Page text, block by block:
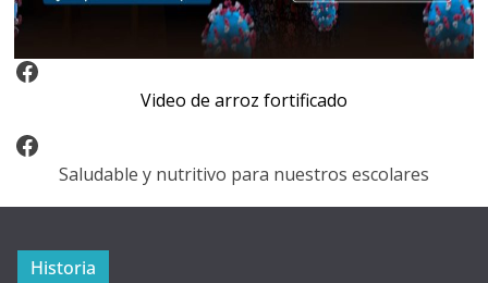
Video Arroz Fortificado
Video de arroz fortificado
Facebook
Saludable y nutritivo para nuestros escolares
Historia